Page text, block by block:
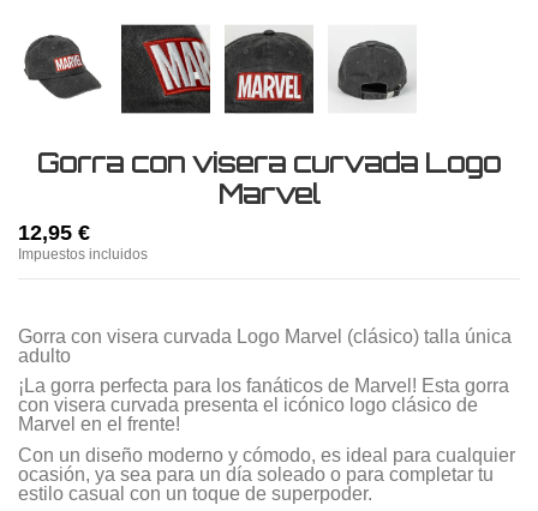
Gorra con visera curvada Logo
Marvel
12,95 €
Impuestos incluidos
Gorra con visera curvada Logo Marvel (clásico) talla única
adulto
¡La gorra perfecta para los fanáticos de Marvel! Esta gorra
con visera curvada presenta el icónico logo clásico de
Marvel en el frente!
Con un diseño moderno y cómodo, es ideal para cualquier
ocasión, ya sea para un día soleado o para completar tu
estilo casual con un toque de superpoder.